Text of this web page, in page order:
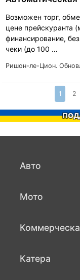
Ришон-ле-Цион.
Возможен торг,
цене прейскуранта
финансирование,
чеки (до 100 …
1 2
Авто
Мото
Катера